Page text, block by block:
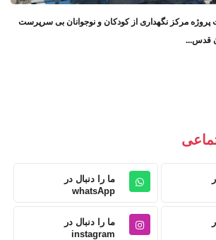
مرکز نگهداری از کودکان و نوجوانان بی سرپرست
قدس...
ما را دنبال در
whatsApp
ما را دنبال در
instagram